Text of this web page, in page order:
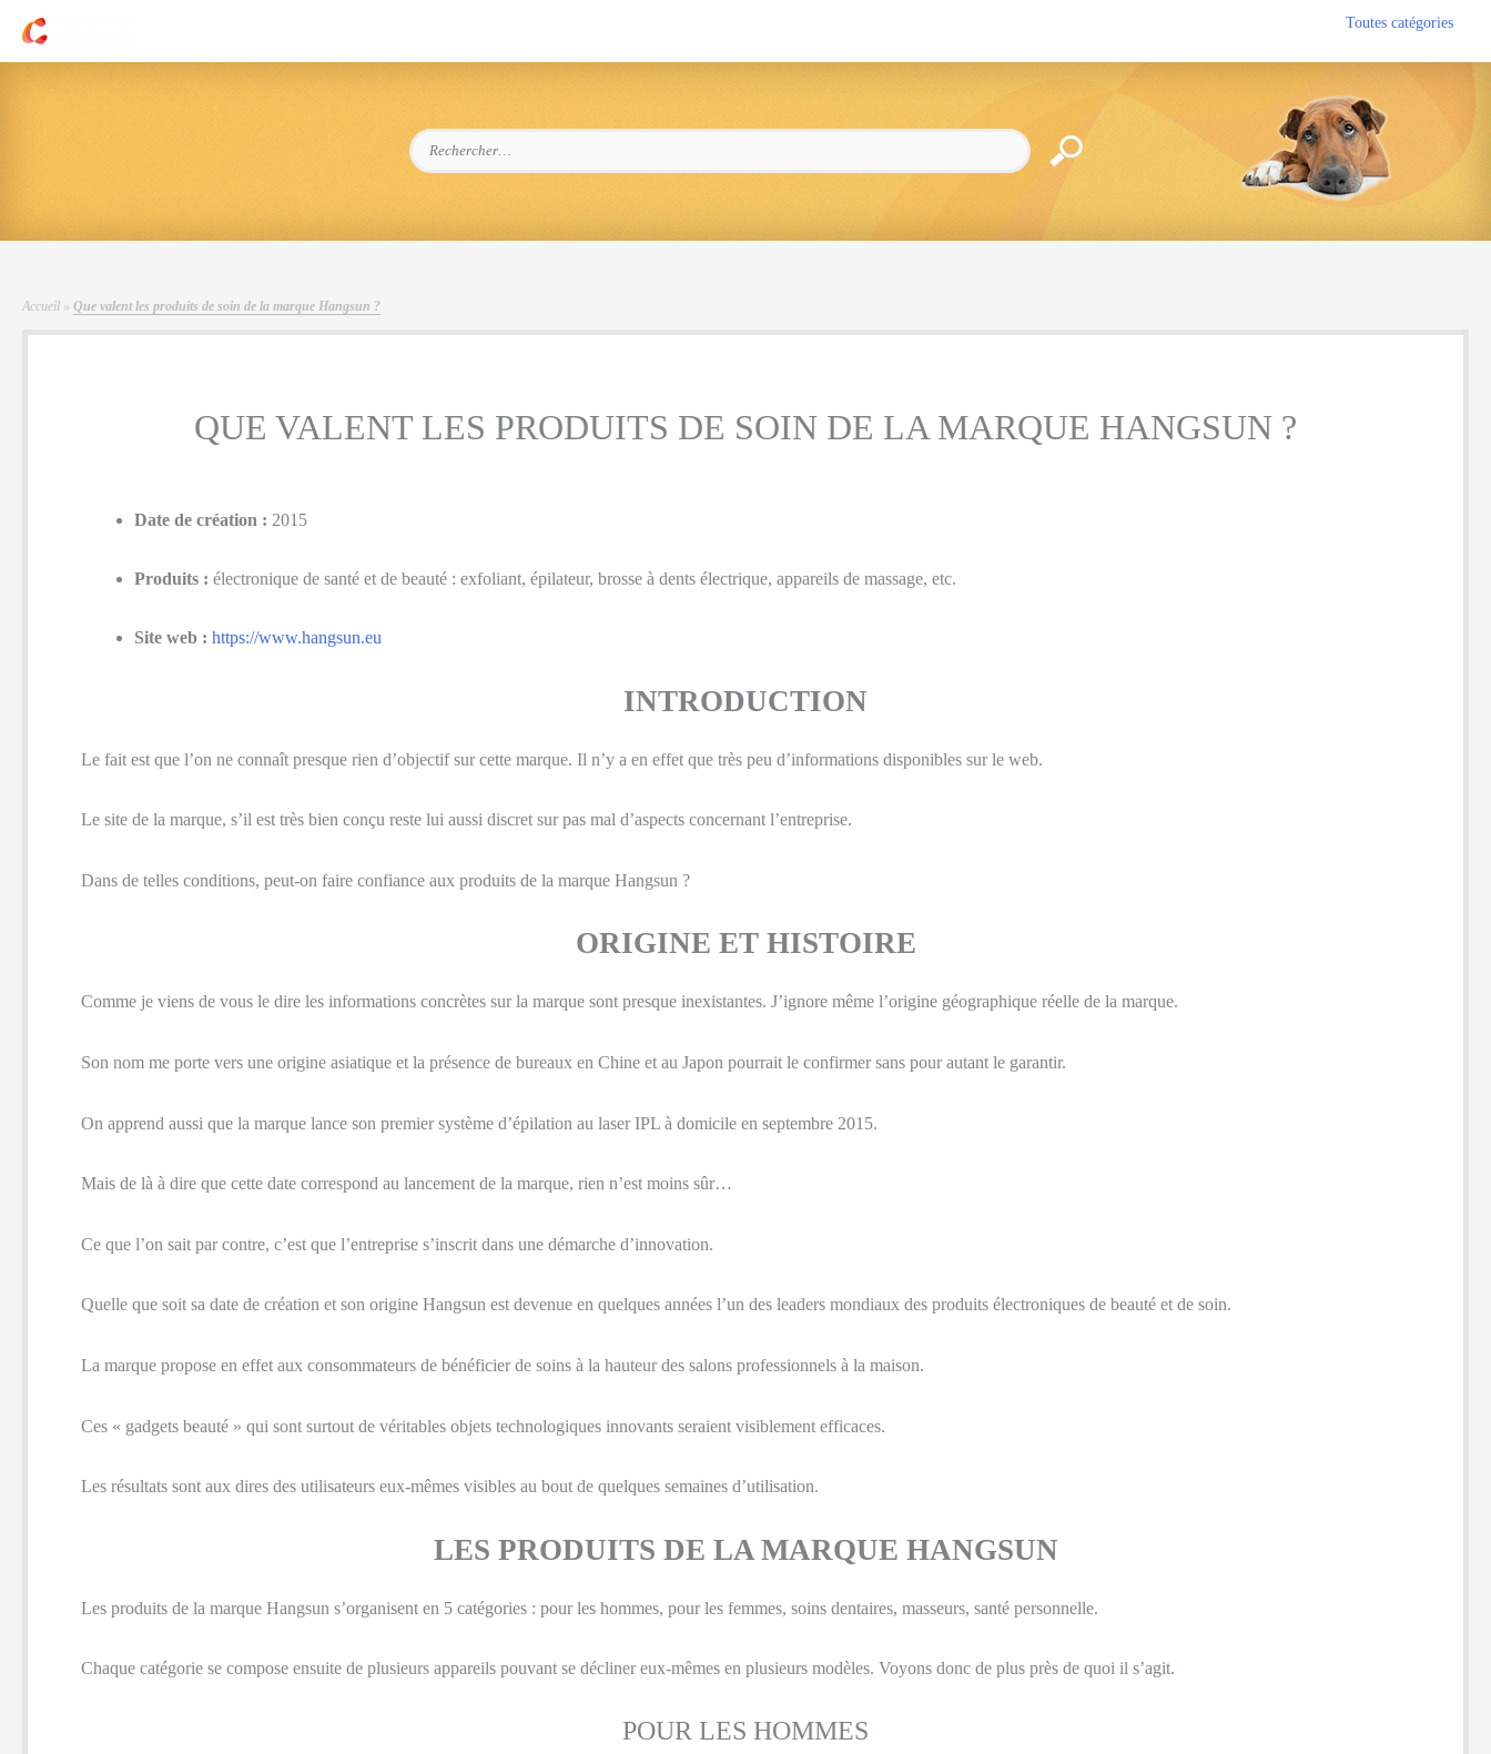
contenu
Toutes catégories
Rechercher :
Accueil » Que valent les produits de soin de la marque Hangsun ?
QUE VALENT LES PRODUITS DE SOIN DE LA MARQUE HANGSUN ?
Date de création : 2015
Produits : électronique de santé et de beauté : exfoliant, épilateur, brosse à dents électrique, appareils de massage, etc.
Site web : https://www.hangsun.eu
INTRODUCTION
Le fait est que l’on ne connaît presque rien d’objectif sur cette marque. Il n’y a en effet que très peu d’informations disponibles sur le web.
Le site de la marque, s’il est très bien conçu reste lui aussi discret sur pas mal d’aspects concernant l’entreprise.
Dans de telles conditions, peut-on faire confiance aux produits de la marque Hangsun ?
ORIGINE ET HISTOIRE
Comme je viens de vous le dire les informations concrètes sur la marque sont presque inexistantes. J’ignore même l’origine géographique réelle de la marque.
Son nom me porte vers une origine asiatique et la présence de bureaux en Chine et au Japon pourrait le confirmer sans pour autant le garantir.
On apprend aussi que la marque lance son premier système d’épilation au laser IPL à domicile en septembre 2015.
Mais de là à dire que cette date correspond au lancement de la marque, rien n’est moins sûr…
Ce que l’on sait par contre, c’est que l’entreprise s’inscrit dans une démarche d’innovation.
Quelle que soit sa date de création et son origine Hangsun est devenue en quelques années l’un des leaders mondiaux des produits électroniques de beauté et de soin.
La marque propose en effet aux consommateurs de bénéficier de soins à la hauteur des salons professionnels à la maison.
Ces « gadgets beauté » qui sont surtout de véritables objets technologiques innovants seraient visiblement efficaces.
Les résultats sont aux dires des utilisateurs eux-mêmes visibles au bout de quelques semaines d’utilisation.
LES PRODUITS DE LA MARQUE HANGSUN
Les produits de la marque Hangsun s’organisent en 5 catégories : pour les hommes, pour les femmes, soins dentaires, masseurs, santé personnelle.
Chaque catégorie se compose ensuite de plusieurs appareils pouvant se décliner eux-mêmes en plusieurs modèles. Voyons donc de plus près de quoi il s’agit.
POUR LES HOMMES